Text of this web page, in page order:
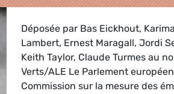
Déposée par Bas Eickhout,
Lambert, Ernest Maragall, Jordi
Keith Taylor, Claude Turmes au
Verts/ALE Le Parlement
Commission sur la mesure des